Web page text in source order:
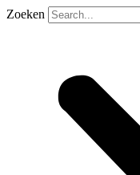
Zoeken